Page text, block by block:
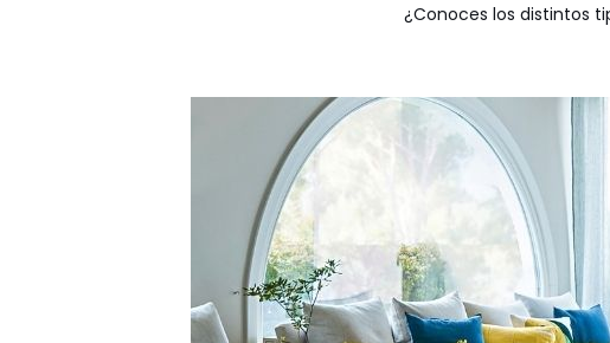
¿Conoces los distintos